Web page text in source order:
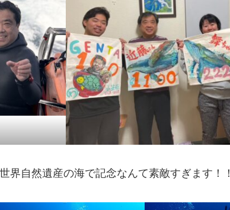
界自然遺産の海で記念なんて素敵すぎます！！